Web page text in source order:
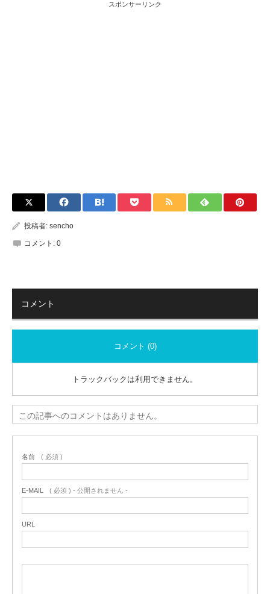
スポンサーリンク
投稿者: sencho
コメント: 0
コメント
コメント (0)
トラックバックは利用できません。
この記事へのコメントはありません。
名前 ( 必須 )
E-MAIL ( 必須 ) - 公開されません -
URL